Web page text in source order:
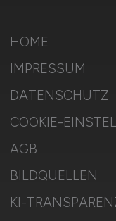
HOME
IMPRESSUM
DATENSCHUTZ
COOKIE-
AGB
BILDQUELLEN
KI-